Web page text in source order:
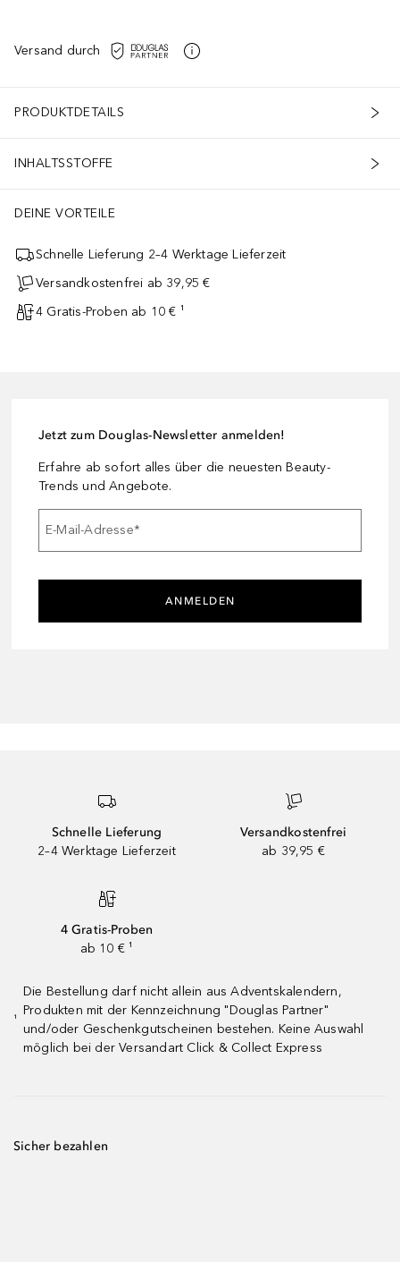
Versand durch
PRODUKTDETAILS
INHALTSSTOFFE
DEINE VORTEILE
Schnelle Lieferung 2–4 Werktage Lieferzeit
Versandkostenfrei ab 39,95 €
4 Gratis-Proben ab 10 € ¹
Jetzt zum Douglas-Newsletter anmelden!
Erfahre ab sofort alles über die neuesten Beauty-
Trends und Angebote.
E-Mail-Adresse*
ANMELDEN
Schnelle Lieferung
2–4 Werktage Lieferzeit
Versandkostenfrei
ab 39,95 €
4 Gratis-Proben
ab 10 € ¹
¹
Die Bestellung darf nicht allein aus Adventskalendern,
Produkten mit der Kennzeichnung "Douglas Partner"
und/oder Geschenkgutscheinen bestehen. Keine Auswahl
möglich bei der Versandart Click & Collect Express
Sicher bezahlen